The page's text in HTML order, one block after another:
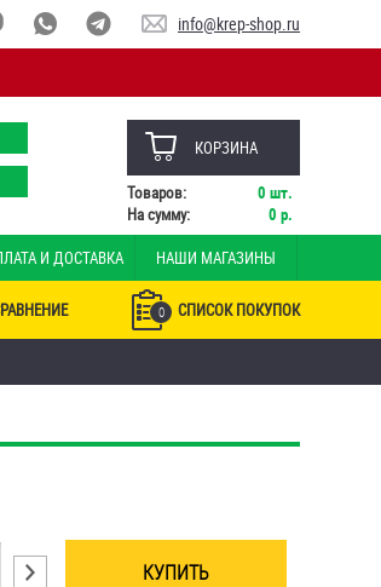
info@krep-shop.ru
КОРЗИНА
Товаров: 0 шт.
На сумму:
0 р.
И ДОСТАВКА НАШИ МАГАЗИНЫ
0 СПИСОК ПОКУПОК
КУПИТЬ